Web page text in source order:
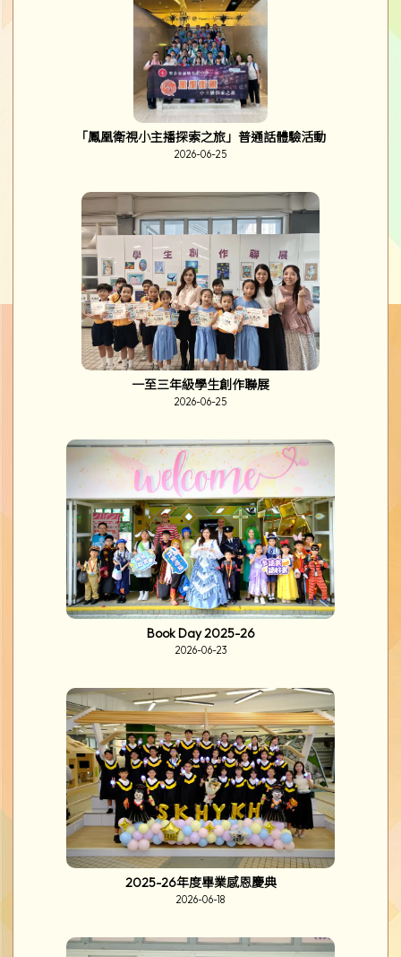
「鳳凰衛視小主播探索之旅」普通話體驗活動
2026-06-25
一至三年級學生創作聯展
2026-06-25
Book Day 2025-26
2026-06-23
2025-26年度畢業感恩慶典
2026-06-18